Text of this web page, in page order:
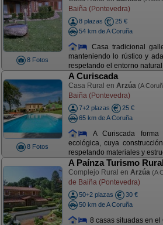
8 Fotos
Baiña (Pontevedra)
8 plazas
25 €
54 km de A Coruña
Casa tradicional
manteniendo lo rústico y
respetando el entorno
8 Fotos
A Curiscada
Casa Rural en Arzúa (A
Baiña (Pontevedra)
7+2 plazas
25 €
65 km de A Coruña
A Curiscada
ecológica, cuya
respetando materiales y
A Paínza Turismo Rural
Complejo Rural en Arzúa (A
de Baiña (Pontevedra)
50+2 plazas
30 €
50 km de A Coruña
8 casas situadas en